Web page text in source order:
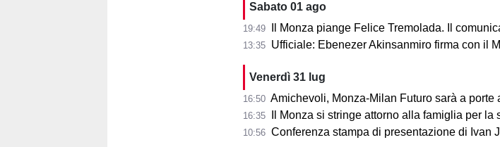
Sabato 01 ago
19:49 Il Monza piange Felice Tremolada. Il
13:35 Ufficiale: Ebenezer Akinsanmiro firma con il
Venerdì 31 lug
16:50 Amichevoli, Monza-Milan Futuro sarà a porte
16:35 Il Monza si stringe attorno alla famiglia per la
10:56 Conferenza stampa di presentazione di Ivan Juric: